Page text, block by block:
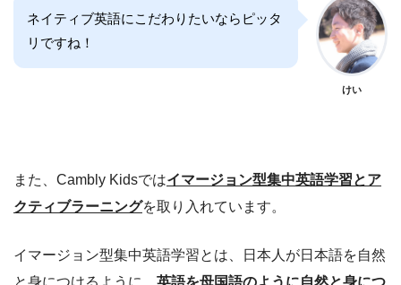
ネイティブ英語にこだわりたいならピッタ
リですね！
けい
また、Cambly Kidsではイマージョン型集中英語学習とア
クティブラーニングを取り入れています。
イマージョン型集中英語学習とは、日本人が日本語を自然